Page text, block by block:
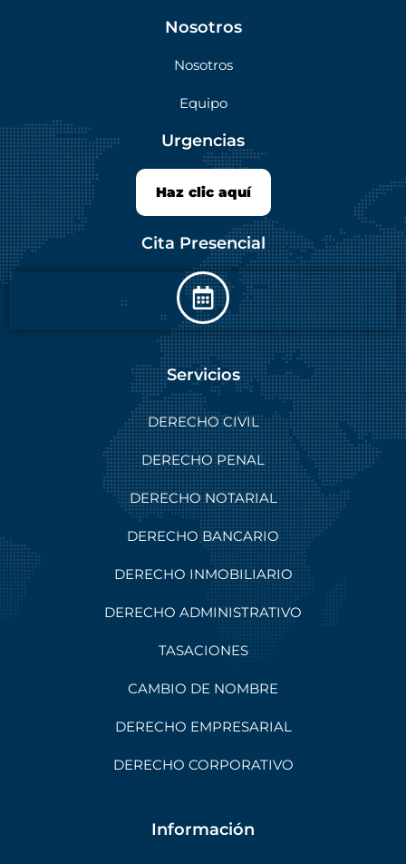
Nosotros
Nosotros
Equipo
Urgencias
Haz clic aquí
Cita Presencial
Servicios
DERECHO CIVIL
DERECHO PENAL
DERECHO NOTARIAL
DERECHO BANCARIO
DERECHO INMOBILIARIO
DERECHO ADMINISTRATIVO
TASACIONES
CAMBIO DE NOMBRE
DERECHO EMPRESARIAL
DERECHO CORPORATIVO
Información